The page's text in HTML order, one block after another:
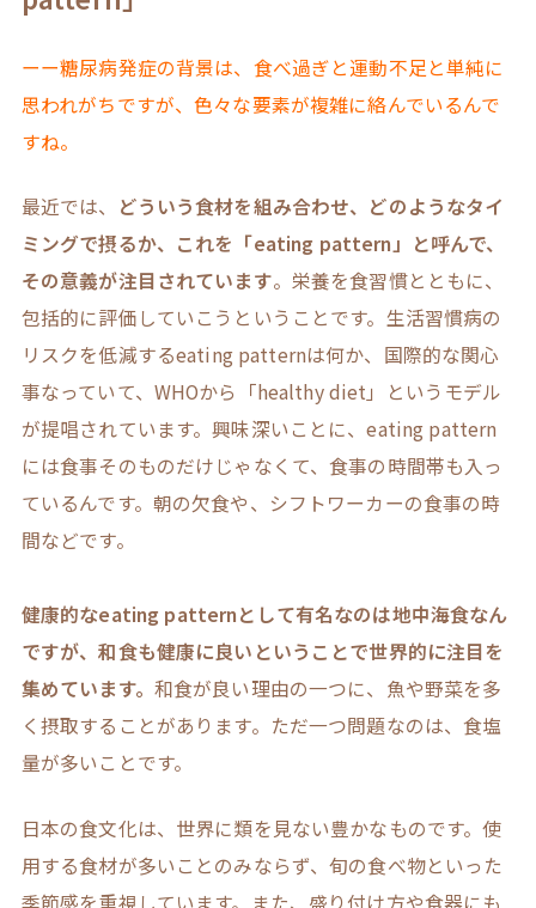
ーー糖尿病発症の背景は、食べ過ぎと運動不足と単純に
思われがちですが、色々な要素が複雑に絡んでいるんで
すね。
最近では、
どういう食材を組み合わせ、どのようなタイ
ミングで摂るか、これを「eating pattern」と呼んで、
その意義が注目されています。栄養を食習慣とともに、
包括的に評価していこうということです。生活習慣病の
リスクを低減するeating patternは何か、国際的な関心
事なっていて、WHOから「healthy diet」というモデル
が提唱されています。興味深いことに、eating pattern
には食事そのものだけじゃなくて、食事の時間帯も入っ
ているんです。朝の欠食や、シフトワーカーの食事の時
間などです。
健康的なeating patternとして有名なのは地中海食なん
ですが、和食も健康に良いということで世界的に注目を
集めています。 和食が良い理由の一つに、魚や野菜を多
く摂取することがあります。ただ一つ問題なのは、食塩
量が多いことです。
日本の食文化は、世界に類を見ない豊かなものです。使
用する食材が多いことのみならず、旬の食べ物といった